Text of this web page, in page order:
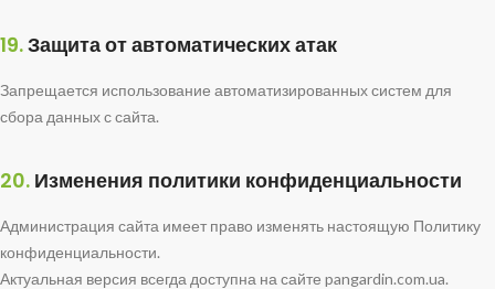
19.Защита от автоматических атак
Запрещается использование автоматизированных систем для
сбора данных с сайта.
20. Изменения политики конфиденциальности
Администрация сайта имеет право изменять настоящую Политику
конфиденциальности.
Актуальная версия всегда доступна на сайте pangardin.com.ua.